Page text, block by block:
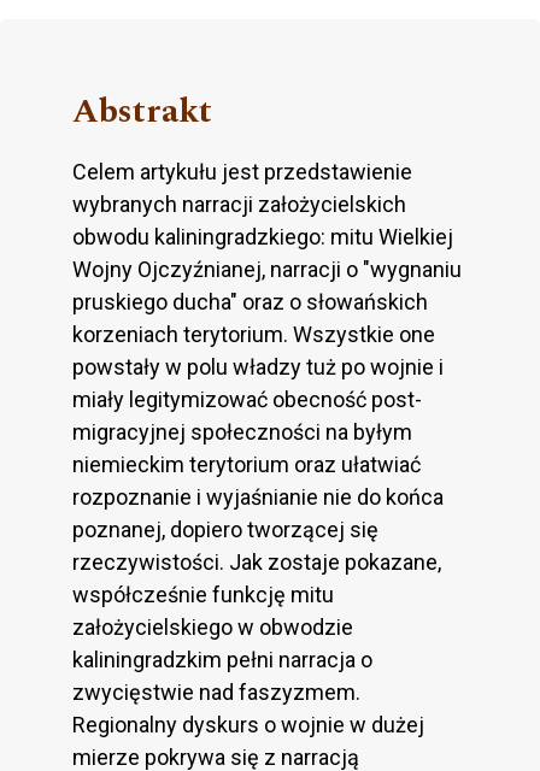
Abstrakt
Celem artykułu jest przedstawienie
wybranych narracji założycielskich
obwodu kaliningradzkiego: mitu Wielkiej
Wojny Ojczyźnianej, narracji o "wygnaniu
pruskiego ducha" oraz o słowańskich
korzeniach terytorium. Wszystkie one
powstały w polu władzy tuż po wojnie i
miały legitymizować obecność post-
migracyjnej społeczności na byłym
niemieckim terytorium oraz ułatwiać
rozpoznanie i wyjaśnianie nie do końca
poznanej, dopiero tworzącej się
rzeczywistości. Jak zostaje pokazane,
współcześnie funkcję mitu
założycielskiego w obwodzie
kaliningradzkim pełni narracja o
zwycięstwie nad faszyzmem.
Regionalny dyskurs o wojnie w dużej
mierze pokrywa się z narracją